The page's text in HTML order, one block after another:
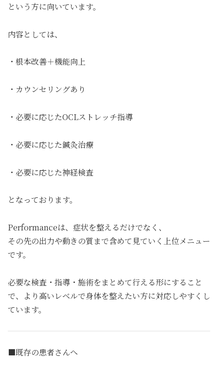
という方に向いています。
内容としては、
・根本改善＋機能向上
・カウンセリングあり
・必要に応じたOCLストレッチ指導
・必要に応じた鍼灸治療
・必要に応じた神経検査
となっております。
Performanceは、症状を整えるだけでなく、
その先の出力や動きの質まで含めて見ていく上位メニュー
です。
必要な検査・指導・施術をまとめて行える形にすること
で、より高いレベルで身体を整えたい方に対応しやすくし
ています。
■既存の患者さんへ